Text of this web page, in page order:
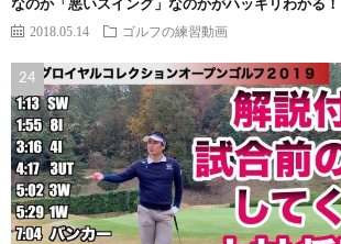
なのか「悪いスイング」なのかがハッキリわかる！
2018.05.14 ゴルフの練習動画